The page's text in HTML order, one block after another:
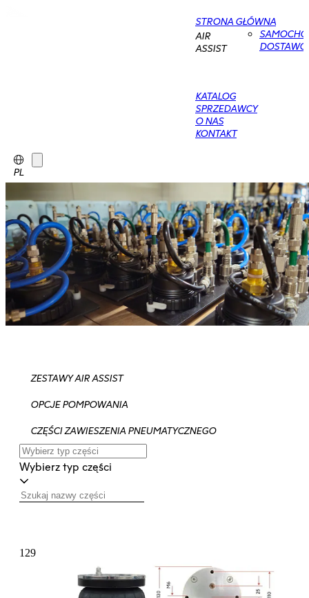
STRONA GŁÓWNA
AIR
ASSIST
KATALOG
SPRZEDAWCY
O NAS
KONTAKT
PL
ZESTAWY AIR ASSIST
OPCJE POMPOWANIA
CZĘŚCI ZAWIESZENIA PNEUMATYCZNEGO
Wybierz typ części
129